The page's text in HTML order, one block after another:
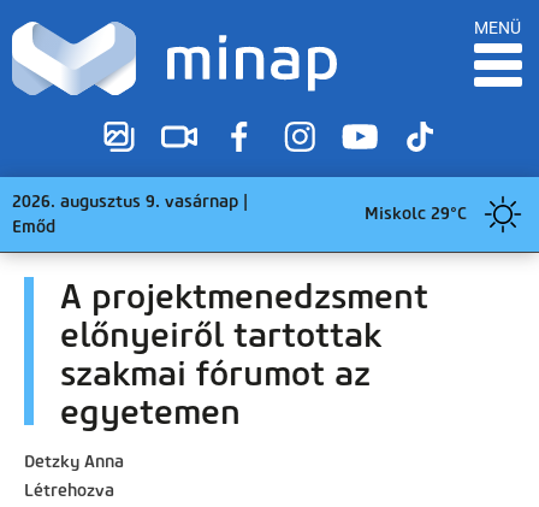
MENÜ
2026. augusztus 9. vasárnap |
Emőd
Miskolc 29°C
A projektmenedzsment
előnyeiről tartottak
szakmai fórumot az
egyetemen
Detzky Anna
Létrehozva